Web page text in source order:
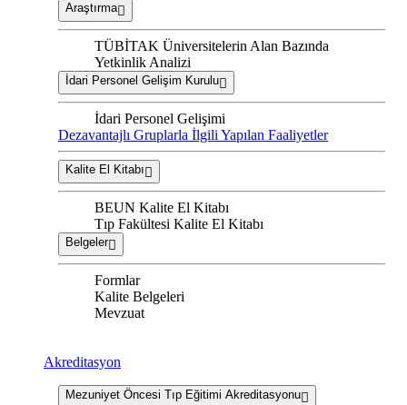
Araştırma
TÜBİTAK Üniversitelerin Alan Bazında
Yetkinlik Analizi
İdari Personel Gelişim Kurulu
İdari Personel Gelişimi
Dezavantajlı Gruplarla İlgili Yapılan Faaliyetler
Kalite El Kitabı
BEUN Kalite El Kitabı
Tıp Fakültesi Kalite El Kitabı
Belgeler
Formlar
Kalite Belgeleri
Mevzuat
Akreditasyon
Mezuniyet Öncesi Tıp Eğitimi Akreditasyonu